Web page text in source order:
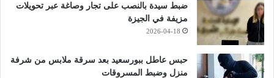
ضبط سيدة بالنصب على تجار وصاغة عبر تحويلات
مزيفة في الجيزة
2026-04-18
حبس عاطل ببورسعيد بعد سرقة ملابس من شرفة
منزل وضبط المسروقات